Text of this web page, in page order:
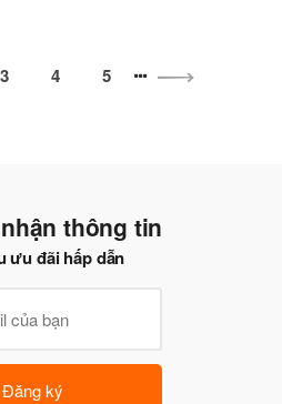
3 4 5
thông tin
ưu đãi hấp dẫn
Đăng ký